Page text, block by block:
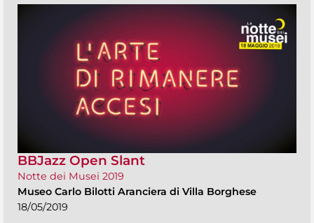
BBJazz Open Slant
Notte dei Musei 2019
Museo Carlo Bilotti Aranciera di Villa Borghese
18/05/2019